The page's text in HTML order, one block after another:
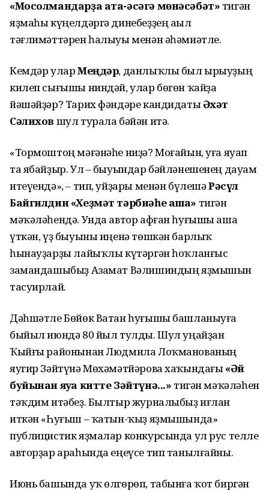
«Мосолмандарҙа ата-әсәгә мөнәсәбәт» тигән
яҙмаһы күңелдәргә динебеҙҙең аҫыл
тәғлимәттәрен һалыуы менән әһәмиәтле.
Кемдәр уларМеңдәр, данлыҡлы был ырыуҙың
килеп сығышы ниндәй, улар бөгөн ҡайҙа
йәшәйҙәр? Тарих фәндәре кандидатыӘхәт
Сәлихов шул турала бәйән итә.
«Тормоштоң мәғәнәһе ниҙә? Моғайын, уға яуап
та ябайҙыр. Ул – быуындар бәйләнешенең дауам
итеүендә», – тип, уйҙары менән бүлешәРәсүл
Байгилдин «Хеҙмәт тәрбиәһе аша» тигән
мәҡәләһендә. Унда автор афған һуғышы аша
үткән, үҙ быуыны иңенә төшкән барлыҡ
һынауҙарҙы лайыҡлы күтәргән һоҡланғыс
замандашыбыҙ Азамат Вәлишиндың яҙмышын
тасуирлай.
Дәһшәтле Бөйөк Ватан һуғышы башланыуға
быйыл июндә 80 йыл тулды. Шул уңайҙан
Ҡыйғы районынан Людмила Лоҡманованың
яугир Зәйтүнә Мөхәмәтйәрова хаҡындағы«Әй
буйынан яуға китте Зәйтүнә...» тигән мәҡәләһен
тәҡдим итәбеҙ. Былтыр журналыбыҙ иғлан
иткән «Һуғыш – ҡатын-ҡыҙ яҙмышында»
публицистик яҙмалар конкурсында ул рус телле
авторҙар араһында еңеүсе тип танылғайны.
Июнь башында уҡ өлгөрөп, табынға ҡот биргән